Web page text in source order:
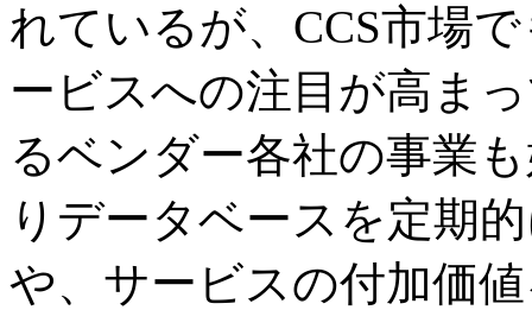
れているが、CCS市場
ービスへの注目が高ま
るベンダー各社の事業
りデータベースを定期
や、サービスの付加価